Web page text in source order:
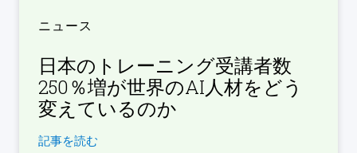
ニュース
日本のトレーニング受講者数
250％増が世界のAI人材をどう
変えているのか
記事を読む